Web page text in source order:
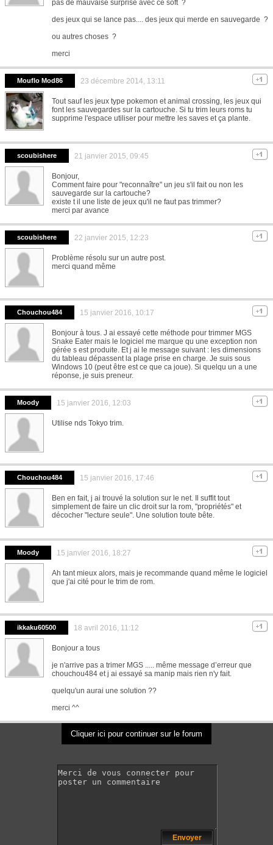
pas de mauvaise surprise avec ce soft ?
des jeux qui se lance pas.... des jeux qui merde en sauvegarde ?
ou autres choses ?
merci
Mouflo Mod86 23 décembre 2014, 13:11
Tout sauf les jeux type pokemon et animal crossing, les jeux qui
font les sauvegardes sur la cartouche. Si tu trim leurs roms tu
supprime l'espace utiliser pour mettre les saves et ça plante.
scoubishere 21 janvier 2015, 09:45
Bonjour,
Comment faire pour "reconnaître" un jeu s'il fait ou non les
sauvegarde sur la cartouche?
existe t il une liste de jeux qu'il ne faut pas trimmer?
merci par avance
scoubishere 22 janvier 2015, 12:23
Problème résolu sur un autre post.
merci quand même
Chouchou484 15 janvier 2016, 10:17
Bonjour à tous. J ai essayé cette méthode pour trimmer MGS
Snake Eater mais le logiciel me marque qu une exception non
gérée s est produite. Et j ai le message suivant : les dimensions
du tableau dépassent la plage prise en charge. Je suis sous
Windows 10 (peut être est ce que ca joue). Si quelqu un a une
réponse, je suis preneur.
Moody 15 janvier 2016, 12:03
Utilise nds Tokyo trim.
Chouchou484 15 janvier 2016, 17:46
Ben en fait, j ai trouvé la solution sur le net. Il suffit tout
simplement de faire un clic droit sur la rom, "propriétés" et
décocher "lecture seule". Une solution toute bête.
Moody 15 janvier 2016, 18:27
Ah tant mieux alors, mais je recommande quand même le logiciel
que j'ai cité pour le trim de rom.
ikkaku60500 18 avril 2016, 11:12
Bonjour a tous
je n'arrive pas a trimer MGS ..... même message d’erreur que
chouchou484 et j ai essayé sa manip mais rien n'y fait.
quelqu'un aurai une solution ??
merci ^^
Cliquer ici pour continuer sur le forum
Envoyer